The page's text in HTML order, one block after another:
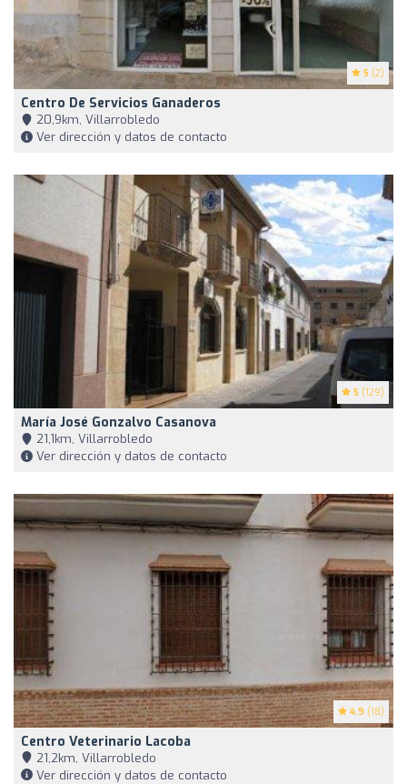
5 (2)
Centro De Servicios Ganaderos
20,9km, Villarrobledo
Ver dirección y datos de contacto
5 (129)
María José Gonzalvo Casanova
21,1km, Villarrobledo
Ver dirección y datos de contacto
4.9 (18)
Centro Veterinario Lacoba
21,2km, Villarrobledo
Ver dirección y datos de contacto